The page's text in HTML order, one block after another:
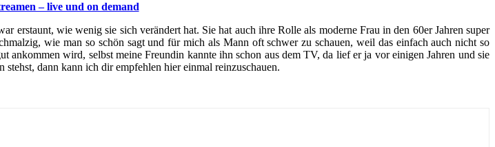
– live und on demand
erstaunt, wie wenig sie sich verändert hat. Sie hat auch ihre Rolle als moderne Frau in den 60er Jahren super
wie man so schön sagt und für mich als Mann oft schwer zu schauen, weil das einfach auch nicht so
wird, selbst meine Freundin kannte ihn schon aus dem TV, da lief er ja vor einigen Jahren und sie
dann kann ich dir empfehlen hier einmal reinzuschauen.